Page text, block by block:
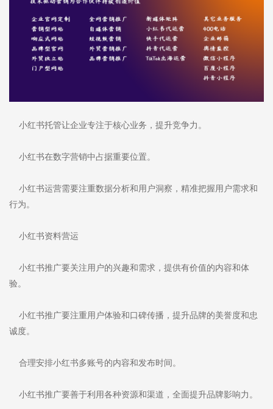
小红书托管让企业专注于核心业务，提升竞争力。
小红书在数字营销中占据重要位置。
小红书运营需要注重数据分析和用户洞察，精准把握用户需求和
行为。
小红书资料营运
小红书推广要关注用户的兴趣和需求，提供有价值的内容和体
验。
小红书推广要注重用户体验和口碑传播，提升品牌的美誉度和忠
诚度。
合理安排小红书多账号的内容和发布时间。
小红书推广要善于利用各种资源和渠道，全面提升品牌影响力。